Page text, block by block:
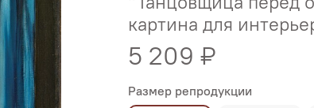
картина для
5 209 ₽
Размер репродукции